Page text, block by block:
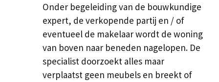
Onder begeleiding van de bouwkundige
expert, de verkopende partij en / of
eventueel de makelaar wordt de woning
van boven naar beneden nagelopen. De
specialist doorzoekt alles maar
verplaatst geen meubels en breekt of